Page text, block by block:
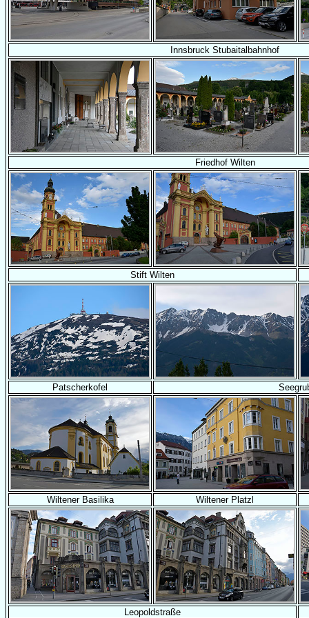
Innsbruck Stubaitalbahnhof
Friedhof Wilten
Stift Wilten
Patscherkofel
Wiltener Basilika Wiltener Platzl
Leopoldstraße